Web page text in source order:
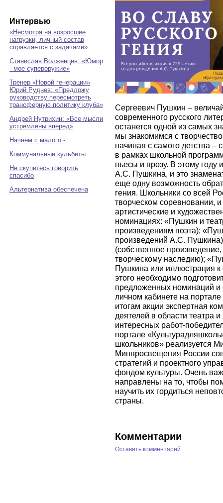
Интервью
«Несмотря на возросшие
нагрузки, личный состав
справляется с задачами»
Станислав Волженцев: «Юмор
- мое супероружие»
Тренер «Новой генерации»
Юрий Руднев: «Предложу
руководству пересмотреть
трансферную политику клуба»
Андрей Нутрихин: «Все мысли
устремлены вперед»
Начнём с малого -
Коммунальные кульбиты
Не скупитесь говорить
спасибо
Альтернатива обеспечена
Сергеевич Пушкин –
современного русского
останется одной из самых
мы знакомимся с
начиная с самого детства –
в рамках школьной
пьесы и прозу. В этому году
А.С. Пушкина, и это
еще одну возможность
гения. Школьники со всей
творческом соревновании,
артистические и
номинациях: «Пушкин и
произведениям поэта);
произведений А.С.
(собственное
творческому наследию);
Пушкина или иллюстрация к
этого необходимо
предложенных номинаций и
личном кабинете на
итогам акции экспертная
деятелей в области театра
интересных работ-
портале
школьников» реализуется
Минпросвещения России
стратегий и проектного
фондом культуры. Очень
направлены на то, чтобы
научить их гордиться
страны.
Комментарии
Оставить комментарий